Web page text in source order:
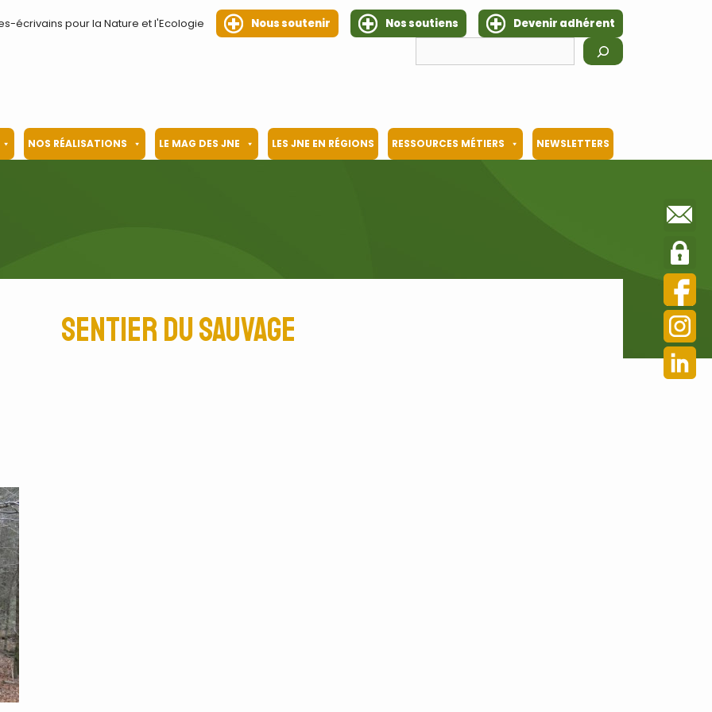
écrivains pour la Nature et l'Ecologie Nous soutenir Nos soutiens
Devenir adhérent
NOS RÉALISATIONS LE MAG DES JNE LES JNE EN RÉGIONS RESSOURCES MÉTIERS NEWSLETTERS
Sentier du sauvage